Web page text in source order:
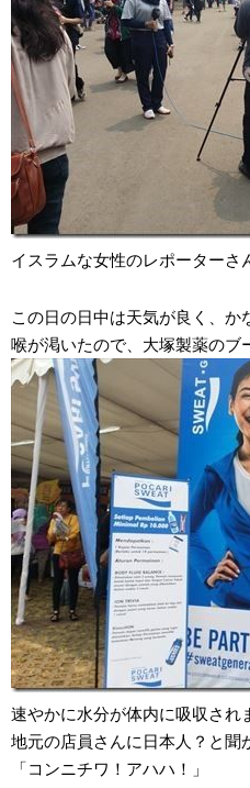
イスラムな女性のレポーターさ
この日の日中は天気が良く、か
喉が渇いたので、大塚製薬のブ
速やかに水分が体内に吸収され
地元の店員さんに日本人？と聞
「コンニチワ！アハハ！」